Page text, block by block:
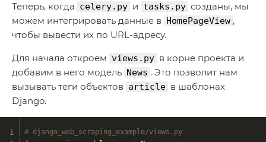
Теперь, когда celery.py и tasks.py созданы, мы
можем интегрировать данные в
HomePageView ,
чтобы вывести их по URL-адресу.
Для начала откроем views.py в корне проекта и
добавим в него модель News . Это позволит нам
вызывать теги объектов article в шаблонах
Django.
# django_web_scraping_example/views.py